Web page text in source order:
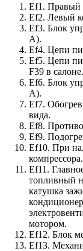
Ef1. Правый
Ef2. Левый
Ef3. Блок
А).
Ef4. Цепи
Ef5. Цепи
F39 в салоне.
Ef6. Блок
А).
Ef7. Обогрев
вида.
Ef8.
Ef9.
Ef10. При
компрессора.
Ef11.
топливный
катушка
мотором.
Ef12. Блок
Ef13.